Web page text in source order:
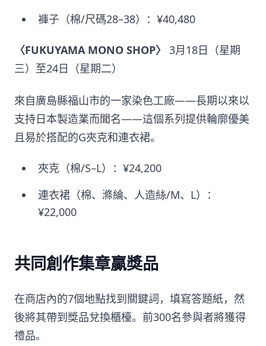
褲子（棉/尺碼28–38）：¥40,480
〈FUKUYAMA MONO SHOP〉
3月18日（星期
三）至24日（星期二）
來自廣島縣福山市的一家染色工廠——長期以來以
支持日本製造業而聞名——這個系列提供輪廓優美
且易於搭配的G夾克和連衣裙。
夾克（棉/S–L）：¥24,200
連衣裙（棉、滌綸、人造絲/M、L）：
¥22,000
共同創作集章贏獎品
在商店內的7個地點找到關鍵詞，填寫答題紙，然
後將其帶到獎品兌換櫃檯。前300名參與者將獲得
禮品。